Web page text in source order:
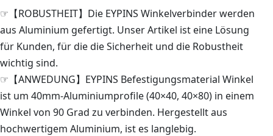
☞【ROBUSTHEIT】Die EYPINS Winkelverbinder werden
aus Aluminium gefertigt. Unser Artikel ist eine Lösung
für Kunden, für die die Sicherheit und die Robustheit
wichtig sind.
☞【ANWEDUNG】EYPINS Befestigungsmaterial Winkel
ist um 40mm-Aluminiumprofile (40×40, 40×80) in einem
Winkel von 90 Grad zu verbinden. Hergestellt aus
hochwertigem Aluminium, ist es langlebig.